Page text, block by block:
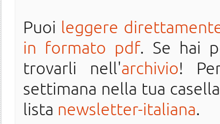
Puoi leggere
in formato pdf. Se hai
trovarli nell'archivio!
settimana nella tua
lista newsletter-italiana.